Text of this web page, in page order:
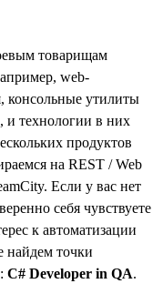
товарищам
web-
консольные утилиты
и технологии в них
продуктов
на REST / Web
Если у вас нет
себя чувствуете
к автоматизации
найдем точки
C# Developer in QA.